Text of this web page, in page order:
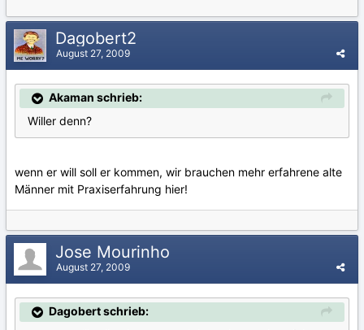
Dagobert2
August 27, 2009
Akaman schrieb:
Willer denn?
wenn er will soll er kommen, wir brauchen mehr erfahrene alte
Männer mit Praxiserfahrung hier!
Jose Mourinho
August 27, 2009
Dagobert schrieb: